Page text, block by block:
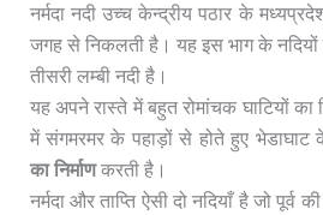
नर्मदा नदी उच्च केन्द्रीय पठार के
जगह से निकलती है। यह इस भाग के नदियों
तीसरी लम्बी नदी है।
यह अपने रास्ते में बहुत रोमांचक घाटियों
में संगमरमर के पहाड़ों से होते हुए भेडाघाट
का निर्माणकरती है।
नर्मदा और ताप्ति ऐसी दो नदियाँ है जो